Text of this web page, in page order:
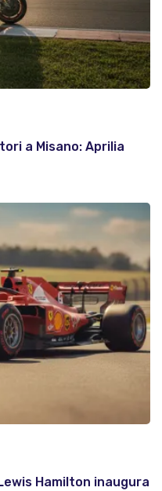
a Misano: Aprilia
Hamilton inaugura